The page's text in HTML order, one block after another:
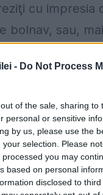
- Do Not Process
of the sale, sharing to
personal or sensitive
by us, please use the
selection. Please
you may
based on personal
disclosed to
cu impresia
bolnav, sau,
vu”?
1930,
de la
de Nord,
ca să studieze
viitorul,